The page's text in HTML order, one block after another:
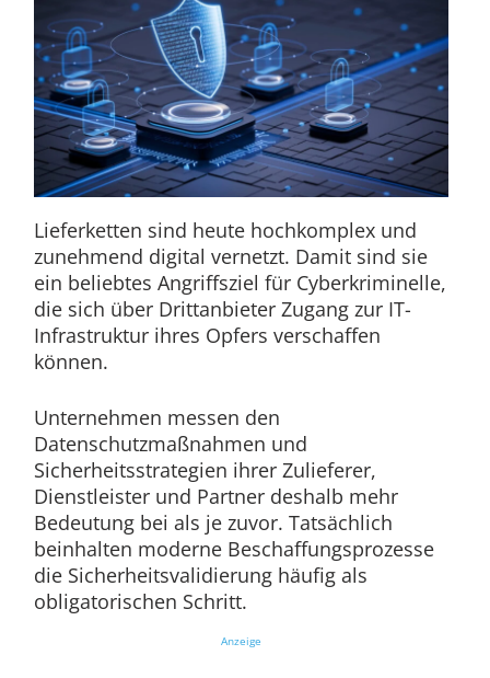
Lieferketten sind heute hochkomplex und
zunehmend digital vernetzt. Damit sind sie
ein beliebtes Angriffsziel für Cyberkriminelle,
die sich über Drittanbieter Zugang zur IT-
Infrastruktur ihres Opfers verschaffen
können.
Unternehmen messen den
Datenschutzmaßnahmen und
Sicherheitsstrategien ihrer Zulieferer,
Dienstleister und Partner deshalb mehr
Bedeutung bei als je zuvor. Tatsächlich
beinhalten moderne Beschaffungsprozesse
die Sicherheitsvalidierung häufig als
obligatorischen Schritt.
Anzeige